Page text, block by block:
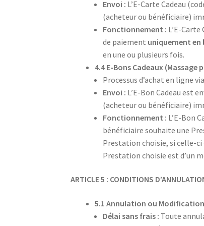
Envoi : L’E-Carte Cadeau
(acheteur ou bénéficiaire)
Fonctionnement : L’E-
de paiement uniquement en
en une ou plusieurs fois.
4.4 E-Bons Cadeaux (Massage
Processus d’achat en ligne
Envoi : L’E-Bon Cadeau est
(acheteur ou bénéficiaire)
Fonctionnement : L’E-Bon
bénéficiaire souhaite une
Prestation choisie, si celle-ci
Prestation choisie est d’un
ARTICLE 5 : CONDITIONS
5.1 Annulation ou
Délai sans frais : Toute